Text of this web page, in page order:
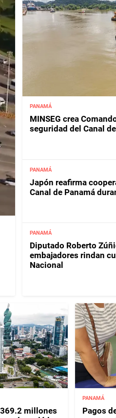
PANAMÁ
MINSEG crea
seguridad del Canal
PANAMÁ
Japón reafirma
Canal de Panamá
PANAMÁ
Diputado Roberto
embajadores rindan
Nacional
millones
PANAMÁ
Pagos